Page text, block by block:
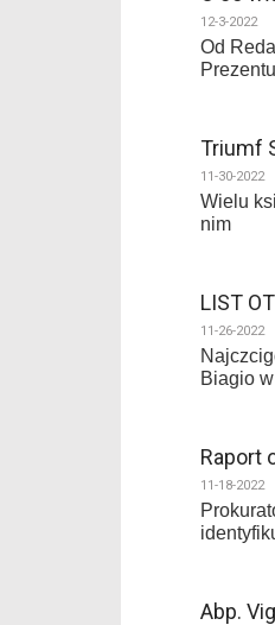
12-3-2022
Od
Triumf
11-30-2022
Wielu
nim
LIST
11-26-2022
Biagio
Raport
11-18-2022
Abp.